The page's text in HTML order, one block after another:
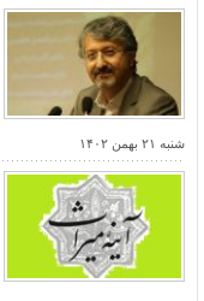
شنبه ۲۱ بهمن ۱۴۰۲